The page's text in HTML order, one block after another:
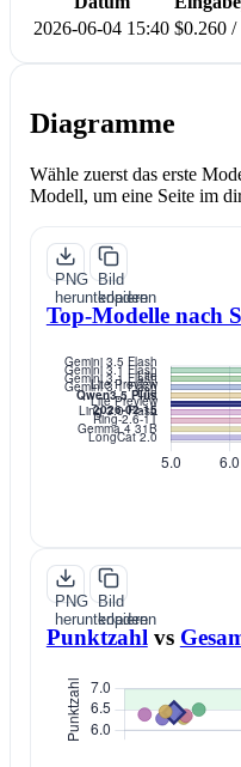
2026-06-04 15:40 $0.260
Diagramme
Wähle zuerst das erste
Modell, um eine Seite im
PNG
herunterladen
Bild
kopieren
Top-Modelle nach
PNG
herunterladen
Bild
kopieren
Punktzahl vs